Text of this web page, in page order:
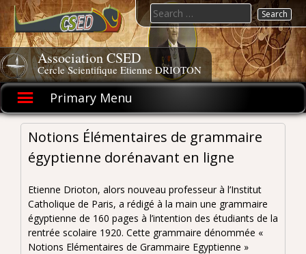
Skip
to
content
Association CSED
Cercle Scientifique Etienne DRIOTON
Primary Menu
Search
for:
Notions Élémentaires de grammaire
égyptienne dorénavant en ligne
Etienne Drioton, alors nouveau professeur à l’Institut
Catholique de Paris, a rédigé à la main une grammaire
égyptienne de 160 pages à l’intention des étudiants de la
rentrée scolaire 1920. Cette grammaire dénommée «
Notions Elémentaires de Grammaire Egyptienne »